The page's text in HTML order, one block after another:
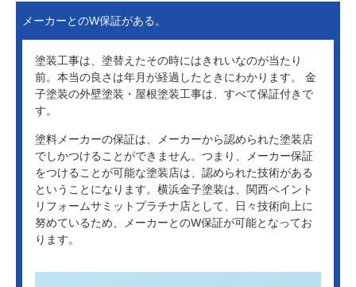
スーパーセランフレックス詳しくは、こちらから
メーカーとのW保証がある。
塗装工事は、塗替えたその時にはきれいなのが当たり
前。本当の良さは年月が経過したときにわかります。 金
子塗装の外壁塗装・屋根塗装工事は、すべて保証付きで
す。
塗料メーカーの保証は、メーカーから認められた塗装店
でしかつけることができません。つまり、メーカー保証
をつけることが可能な塗装店は、認められた技術がある
ということになります。横浜金子塗装は、関西ペイント
リフォームサミットプラチナ店として、日々技術向上に
努めているため、メーカーとのW保証が可能となってお
ります。